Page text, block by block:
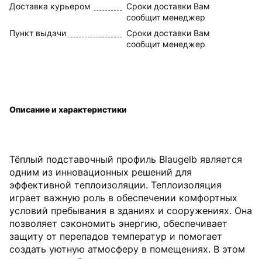
Доставка курьером
Сроки доставки Вам
сообщит менеджер
Пункт выдачи
Сроки доставки Вам
сообщит менеджер
Тёплый подставочный профиль Blaugelb является
одним из инновационных решений для
эффективной теплоизоляции. Теплоизоляция
играет важную роль в обеспечении комфортных
условий пребывания в зданиях и сооружениях. Она
позволяет сэкономить энергию, обеспечивает
защиту от перепадов температур и помогает
создать уютную атмосферу в помещениях. В этом
Описание и характеристики